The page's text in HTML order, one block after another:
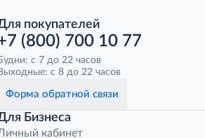
покупателей
(800) 700 10 77
с 7 до 22 часов
с 8 до 22 часов
Форма обратной связи
Бизнеса
кабинет